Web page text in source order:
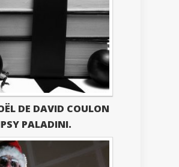
DE DAVID COULON
PALADINI.